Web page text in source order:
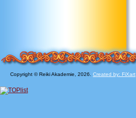
Copyright © Reiki Akademie, 2026. Created by: FiXart